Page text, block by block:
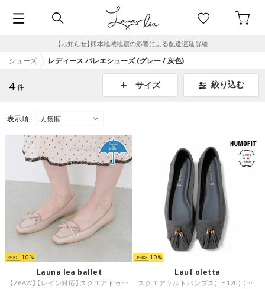
【お知らせ】熊本地域地震の影響による配送遅延 詳細
シューズ レディース バレエシューズ (グレー / 灰色)
4 件 サイズ 絞り込む
表示順 :
10
Launa lea ballet
【26AW】【レイン対応】スクエアトゥバレエローファー(RB8401A) （グレージュE）
10
Lauf oletta
スクエアキルトパンプス(LH120) （GRAY-S）